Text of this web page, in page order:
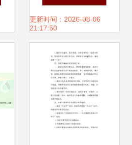
进嘉兴主题采风活
动策划方案
更新时间：2026-08-06
21:17:50